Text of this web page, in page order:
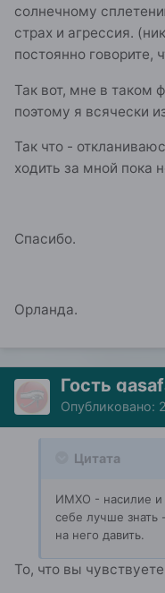
солнечному
страх и агрессия.
постоянно говорите,
Так вот, мне в таком
поэтому я всячески
Так что -
ходить за мной пока
Спасибо.
Орланда.
Гость
Опубликовано:
Цитата
ИМХО - насилие и
себе лучше знать
на него давить.
То, что вы